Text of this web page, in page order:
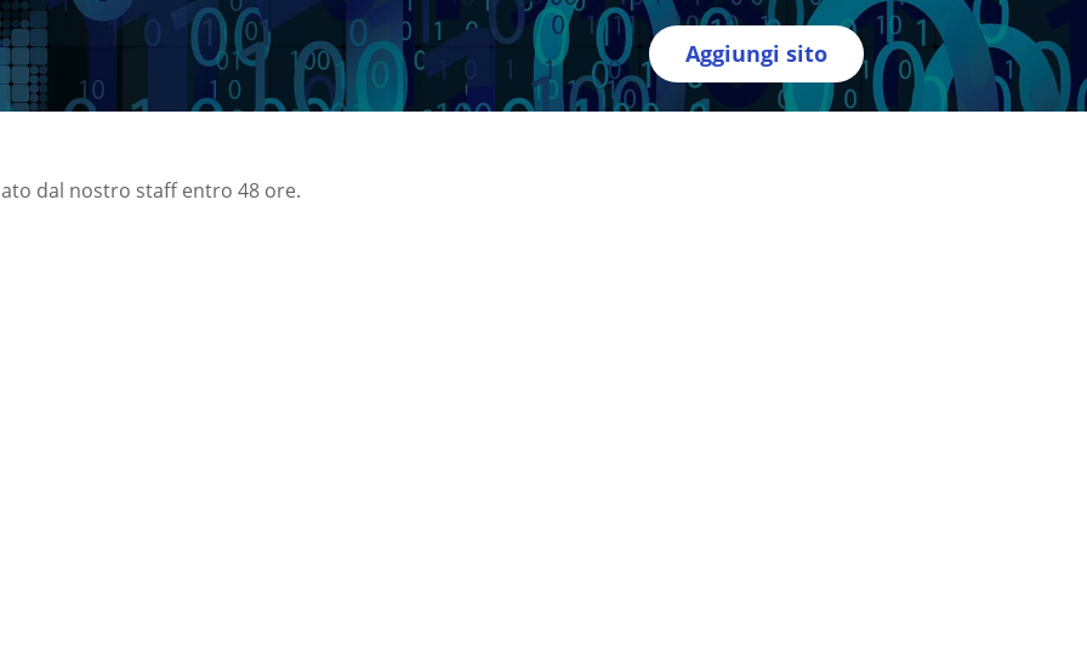
Aggiungi sito
dal nostro staff entro 48 ore.